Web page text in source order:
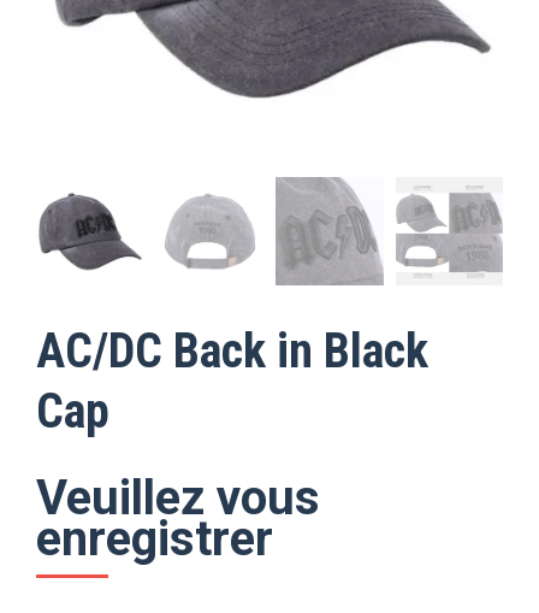
AC/DC Back in Black
Cap
Veuillez vous
enregistrer